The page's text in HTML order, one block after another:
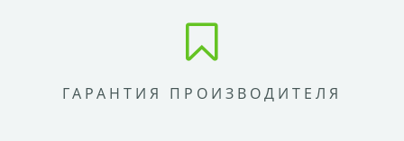
ГАРАНТИЯ ПРОИЗВОДИТЕЛЯ